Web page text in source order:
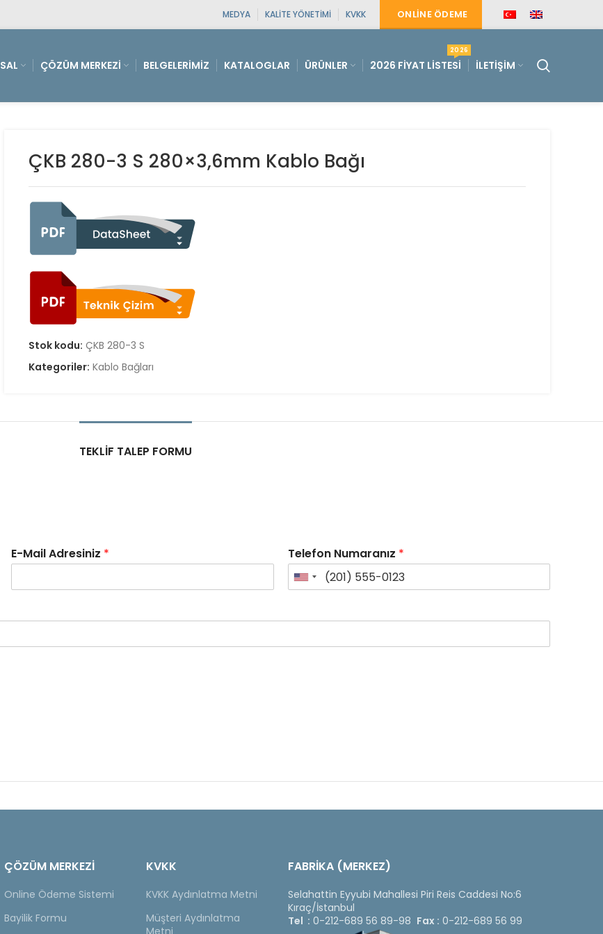
MEDYA KALITE YÖNETIMI KVKK ONLINE ÖDEME
ÇÖZÜM MERKEZI BELGELERIMIZ KATALOGLAR ÜRÜNLER 2026 FIYAT LISTESI
2026
İLETIŞIM
ÇKB 280-3 S 280×3,6mm Kablo Bağı
Stok kodu: ÇKB 280-3 S
Kategoriler: Kablo Bağları
TEKLIF TALEP FORMU
E-Mail Adresiniz * Telefon Numaranız *
ÇÖZÜM MERKEZİ
Online Ödeme Sistemi
Bayilik Formu
KVKK
KVKK Aydınlatma Metni
Müşteri Aydınlatma
Metni
FABRİKA (MERKEZ)
Selahattin Eyyubi Mahallesi Piri Reis Caddesi No:6
Kıraç/İstanbul
Tel : 0-212-689 56 89-98 Fax : 0-212-689 56 99